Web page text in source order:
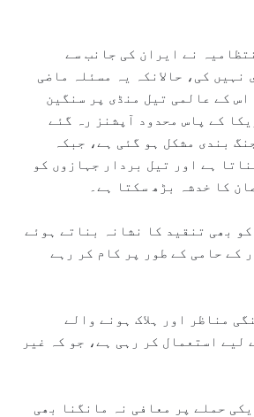
نے ایران کی جانب سے
کی، حالانکہ یہ مسئلہ ماضی
اس کے عالمی تیل منڈی پر سنگین
کے پاس محدود آپشنز رہ گئے
بندی مشکل ہو گئی ہے، جبکہ
ہے اور تیل بردار جہازوں کو
کا خدشہ بڑھ سکتا ہے۔
بھی تنقید کا نشانہ بناتے ہوئے
کے حامی کے طور پر کام کر رہے
مناظر اور ہلاک ہونے والے
لیے استعمال کر رہی ہے، جو کہ غیر
حملے پر معافی نہ مانگنا بھی